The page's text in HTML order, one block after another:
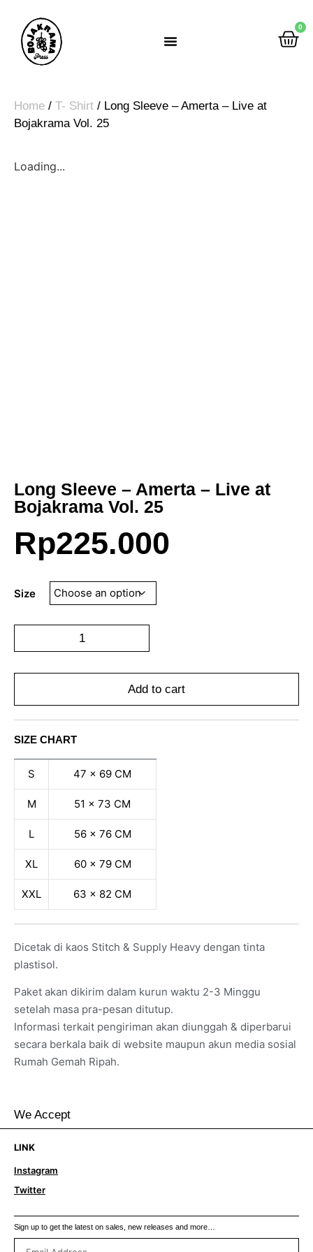
0
Home / T- Shirt / Long Sleeve – Amerta – Live at
Bojakrama Vol. 25
Loading...
Long Sleeve – Amerta – Live at
Bojakrama Vol. 25
Rp225.000
Size
Add to cart
SIZE CHART
S 47 x 69 CM
M 51 x 73 CM
L 56 x 76 CM
XL 60 x 79 CM
XXL 63 x 82 CM
Dicetak di kaos Stitch & Supply Heavy dengan tinta
plastisol.
Paket akan dikirim dalam kurun waktu 2-3 Minggu
setelah masa pra-pesan ditutup.
Informasi terkait pengiriman akan diunggah & diperbarui
secara berkala baik di website maupun akun media sosial
Rumah Gemah Ripah.
We Accept
LINK
Instagram
Twitter
Sign up to get the latest on sales, new releases and more…